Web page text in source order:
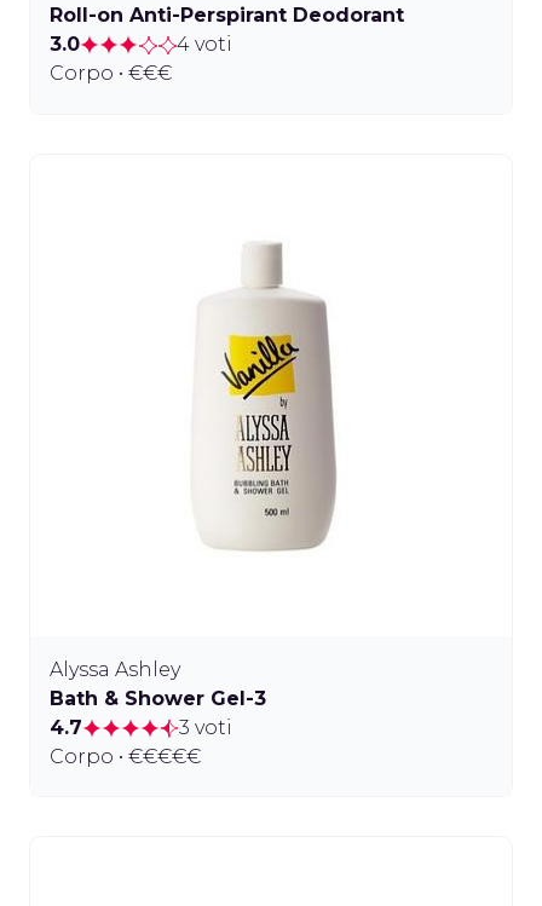
Roll-on Anti-Perspirant Deodorant
3.0
4 voti
Corpo • €€€
Alyssa Ashley
Bath & Shower Gel-3
4.7
3 voti
Corpo • €€€€€